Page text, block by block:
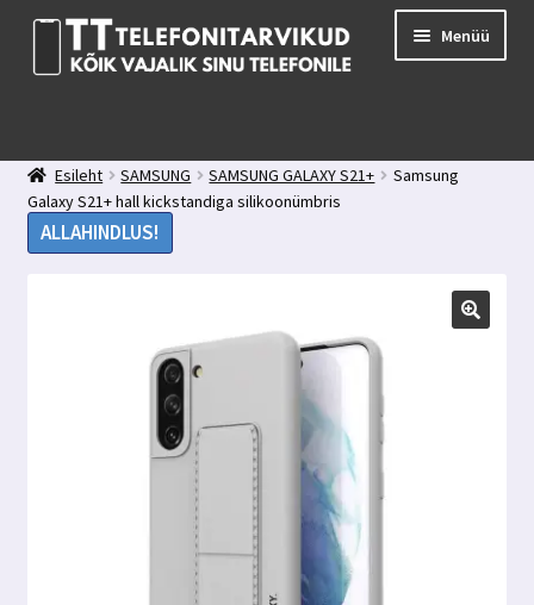
Liigu
navigeerimisele
Liigu
juurde
Menüü
Minu konto
Ostukorv
Esileht SAMSUNG SAMSUNG GALAXY S21+
Samsung
Galaxy S21+ hall kickstandiga silikoonümbris
ALLAHINDLUS!